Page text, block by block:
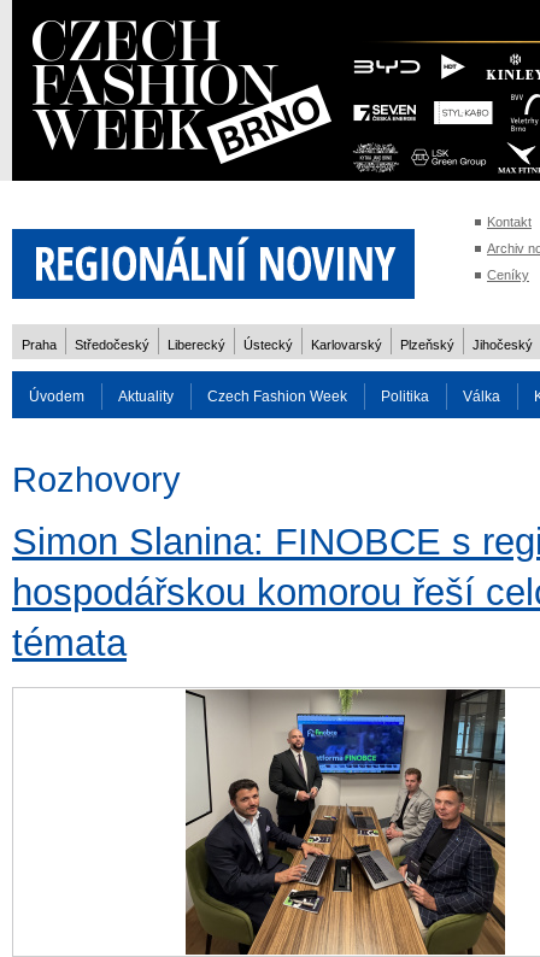
Kontakt
Archiv
Ceníky
Praha Středočeský Liberecký Ústecký Karlovarský Plzeňský Jihočeský
Úvodem Aktuality Czech Fashion Week Politika Válka
Rozhovory
Simon Slanina: FINOBCE s
hospodářskou komorou řeší
témata